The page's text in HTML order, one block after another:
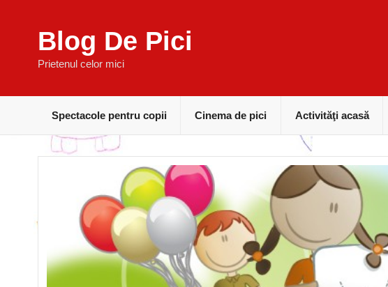
Blog De Pici
Prietenul celor mici
Spectacole pentru copii Cinema de pici Activităţi acasă